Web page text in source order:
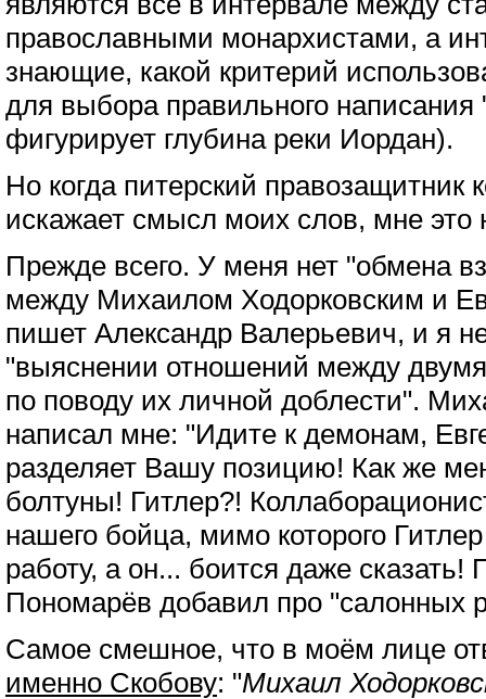
православными монархистами, а
знающие, какой критерий
для выбора правильного
фигурирует глубина реки Иордан).
Но когда питерский правозащитник
искажает смысл моих слов, мне это
Прежде всего. У меня нет "обмена
между Михаилом Ходорковским и
пишет Александр Валерьевич, и я
"выяснении отношений между
по поводу их личной доблести".
написал мне: "Идите к демонам,
разделяет Вашу позицию! Как же
болтуны! Гитлер?!
нашего бойца, мимо которого
работу, а он... боится даже
Пономарёв добавил про "салонных
Самое смешное, что в моём лице
именно Скобову: "Михаил